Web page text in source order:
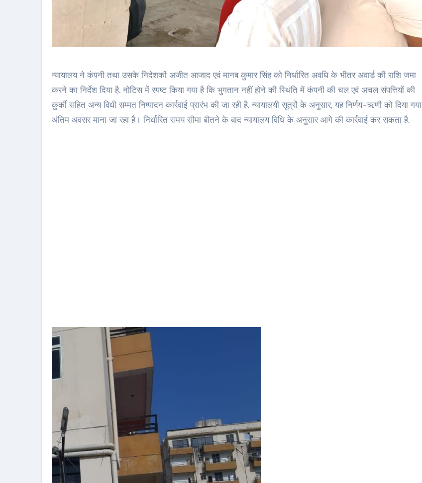
न्यायालय ने कंपनी तथा उसके निदेशकों अजीत आजाद एवं मानब कुमार सिंह को निर्धारित अवधि के भीतर अवार्ड की राशि जमा
करने का निर्देश दिया है. नोटिस में स्पष्ट किया गया है कि भुगतान नहीं होने की स्थिति में कंपनी की चल एवं अचल संपत्तियों की
कुर्की सहित अन्य विधी सम्मत निष्पादन कार्रवाई प्रारंभ की जा रही है. न्यायालयी सूत्रों के अनुसार, यह निर्णय-ऋणी को दिया गया
अंतिम अवसर माना जा रहा है। निर्धारित समय सीमा बीतने के बाद न्यायालय विधि के अनुसार आगे की कार्रवाई कर सकता है.